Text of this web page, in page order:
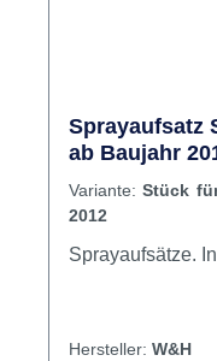
Sprayaufsatz
ab Baujahr
Variante: Stück
2012
Hersteller: W&H